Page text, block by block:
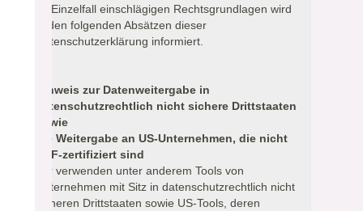
im Einzelfall einschlägigen Rechtsgrundlagen wird
in den folgenden Absätzen dieser
Datenschutzerklärung informiert.
Hinweis zur Datenweitergabe in
datenschutzrechtlich nicht sichere Drittstaaten
sowie
die Weitergabe an US-Unternehmen, die nicht
DPF-zertifiziert sind
Wir verwenden unter anderem Tools von
Unternehmen mit Sitz in datenschutzrechtlich nicht
sicheren Drittstaaten sowie US-Tools, deren